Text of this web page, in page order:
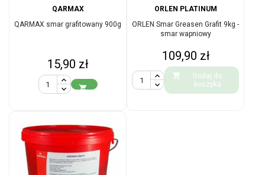
QARMAX
QARMAX smar grafitowany 900g
Cena
15,90 zł

ORLEN PLATINUM
ORLEN Smar Greasen Grafit 9kg -
smar wapniowy
Cena
109,90 zł

Dodaj do
koszyka